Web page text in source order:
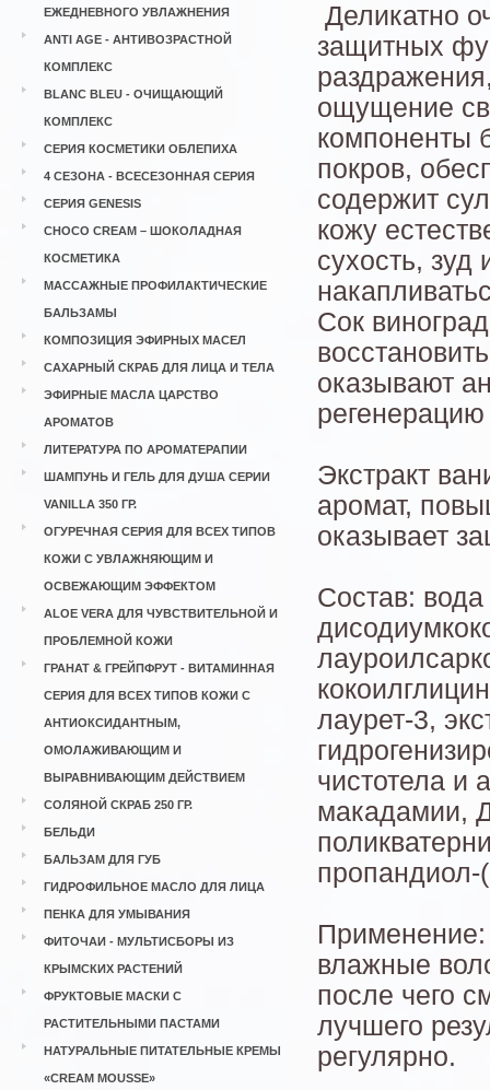
ЕЖЕДНЕВНОГО УВЛАЖНЕНИЯ
ANTI AGE - АНТИВОЗРАСТНОЙ
КОМПЛЕКС
BLANC BLEU - ОЧИЩАЮЩИЙ
КОМПЛЕКС
СЕРИЯ КОСМЕТИКИ ОБЛЕПИХА
4 СЕЗОНА - ВСЕСЕЗОННАЯ СЕРИЯ
СЕРИЯ GENESIS
CHOCO CREAM – ШОКОЛАДНАЯ
КОСМЕТИКА
МАССАЖНЫЕ ПРОФИЛАКТИЧЕСКИЕ
БАЛЬЗАМЫ
КОМПОЗИЦИЯ ЭФИРНЫХ МАСЕЛ
САХАРНЫЙ СКРАБ ДЛЯ ЛИЦА И ТЕЛА
ЭФИРНЫЕ МАСЛА ЦАРСТВО
АРОМАТОВ
ЛИТЕРАТУРА ПО АРОМАТЕРАПИИ
ШАМПУНЬ И ГЕЛЬ ДЛЯ ДУША СЕРИИ
VANILLA 350 ГР.
ОГУРЕЧНАЯ СЕРИЯ ДЛЯ ВСЕХ ТИПОВ
КОЖИ С УВЛАЖНЯЮЩИМ И
ОСВЕЖАЮЩИМ ЭФФЕКТОМ
ALOE VERA ДЛЯ ЧУВСТВИТЕЛЬНОЙ И
ПРОБЛЕМНОЙ КОЖИ
ГРАНАТ & ГРЕЙПФРУТ - ВИТАМИННАЯ
СЕРИЯ ДЛЯ ВСЕХ ТИПОВ КОЖИ С
АНТИОКСИДАНТНЫМ,
ОМОЛАЖИВАЮЩИМ И
ВЫРАВНИВАЮЩИМ ДЕЙСТВИЕМ
СОЛЯНОЙ СКРАБ 250 ГР.
БЕЛЬДИ
БАЛЬЗАМ ДЛЯ ГУБ
ГИДРОФИЛЬНОЕ МАСЛО ДЛЯ ЛИЦА
ПЕНКА ДЛЯ УМЫВАНИЯ
ФИТОЧАИ - МУЛЬТИСБОРЫ ИЗ
КРЫМСКИХ РАСТЕНИЙ
ФРУКТОВЫЕ МАСКИ С
РАСТИТЕЛЬНЫМИ ПАСТАМИ
НАТУРАЛЬНЫЕ ПИТАТЕЛЬНЫЕ КРЕМЫ
«CREAM MOUSSE»
Деликатно
защитных
ощущение
компоненты
покров,
содержит
кожу
сухость,
Сок
оказывают
Экстракт
аромат,
оказывает
Состав: вода
лаурет-3,
чистотела и
макадамии,
пропандиол-
Применение:
влажные
после чего
лучшего
регулярно.